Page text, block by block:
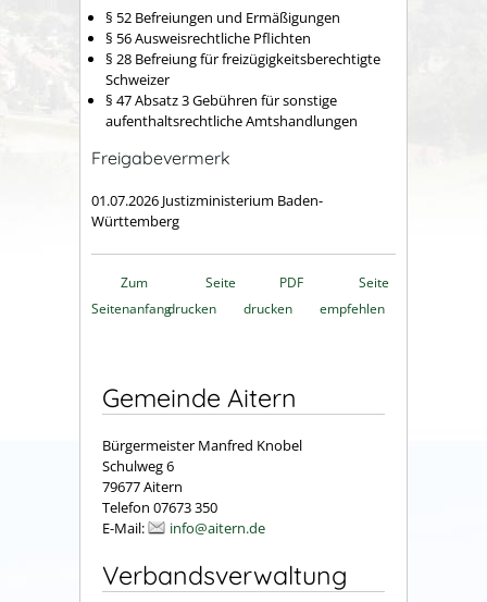
§ 52 Befreiungen und Ermäßigungen
§ 56 Ausweisrechtliche Pflichten
§ 28 Befreiung für freizügigkeitsberechtigte
Schweizer
§ 47 Absatz 3 Gebühren für sonstige
aufenthaltsrechtliche Amtshandlungen
Freigabevermerk
01.07.2026 Justizministerium Baden-
Württemberg
Zum
Seitenanfang
Seite
drucken
PDF
drucken
Seite
empfehlen
Gemeinde Aitern
Bürgermeister Manfred Knobel
Schulweg 6
79677 Aitern
Telefon 07673 350
E-Mail:
info@aitern.de
Verbandsverwaltung